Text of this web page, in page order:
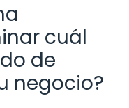
cuál
de
negocio?